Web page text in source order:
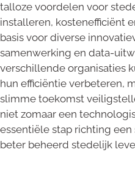
talloze voordelen voor
installeren, kostenefficiënt
basis voor diverse
samenwerking en data-
verschillende organisaties
hun efficiëntie verbeteren,
slimme toekomst
niet zomaar een
essentiële stap richting
beter beheerd stedelijk